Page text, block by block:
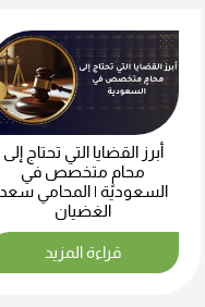
أبرز القضايا التي تحتاج إلى
محامٍ متخصص في
السعودية | المحامي سعد
الغضيان
قراءة المزيد